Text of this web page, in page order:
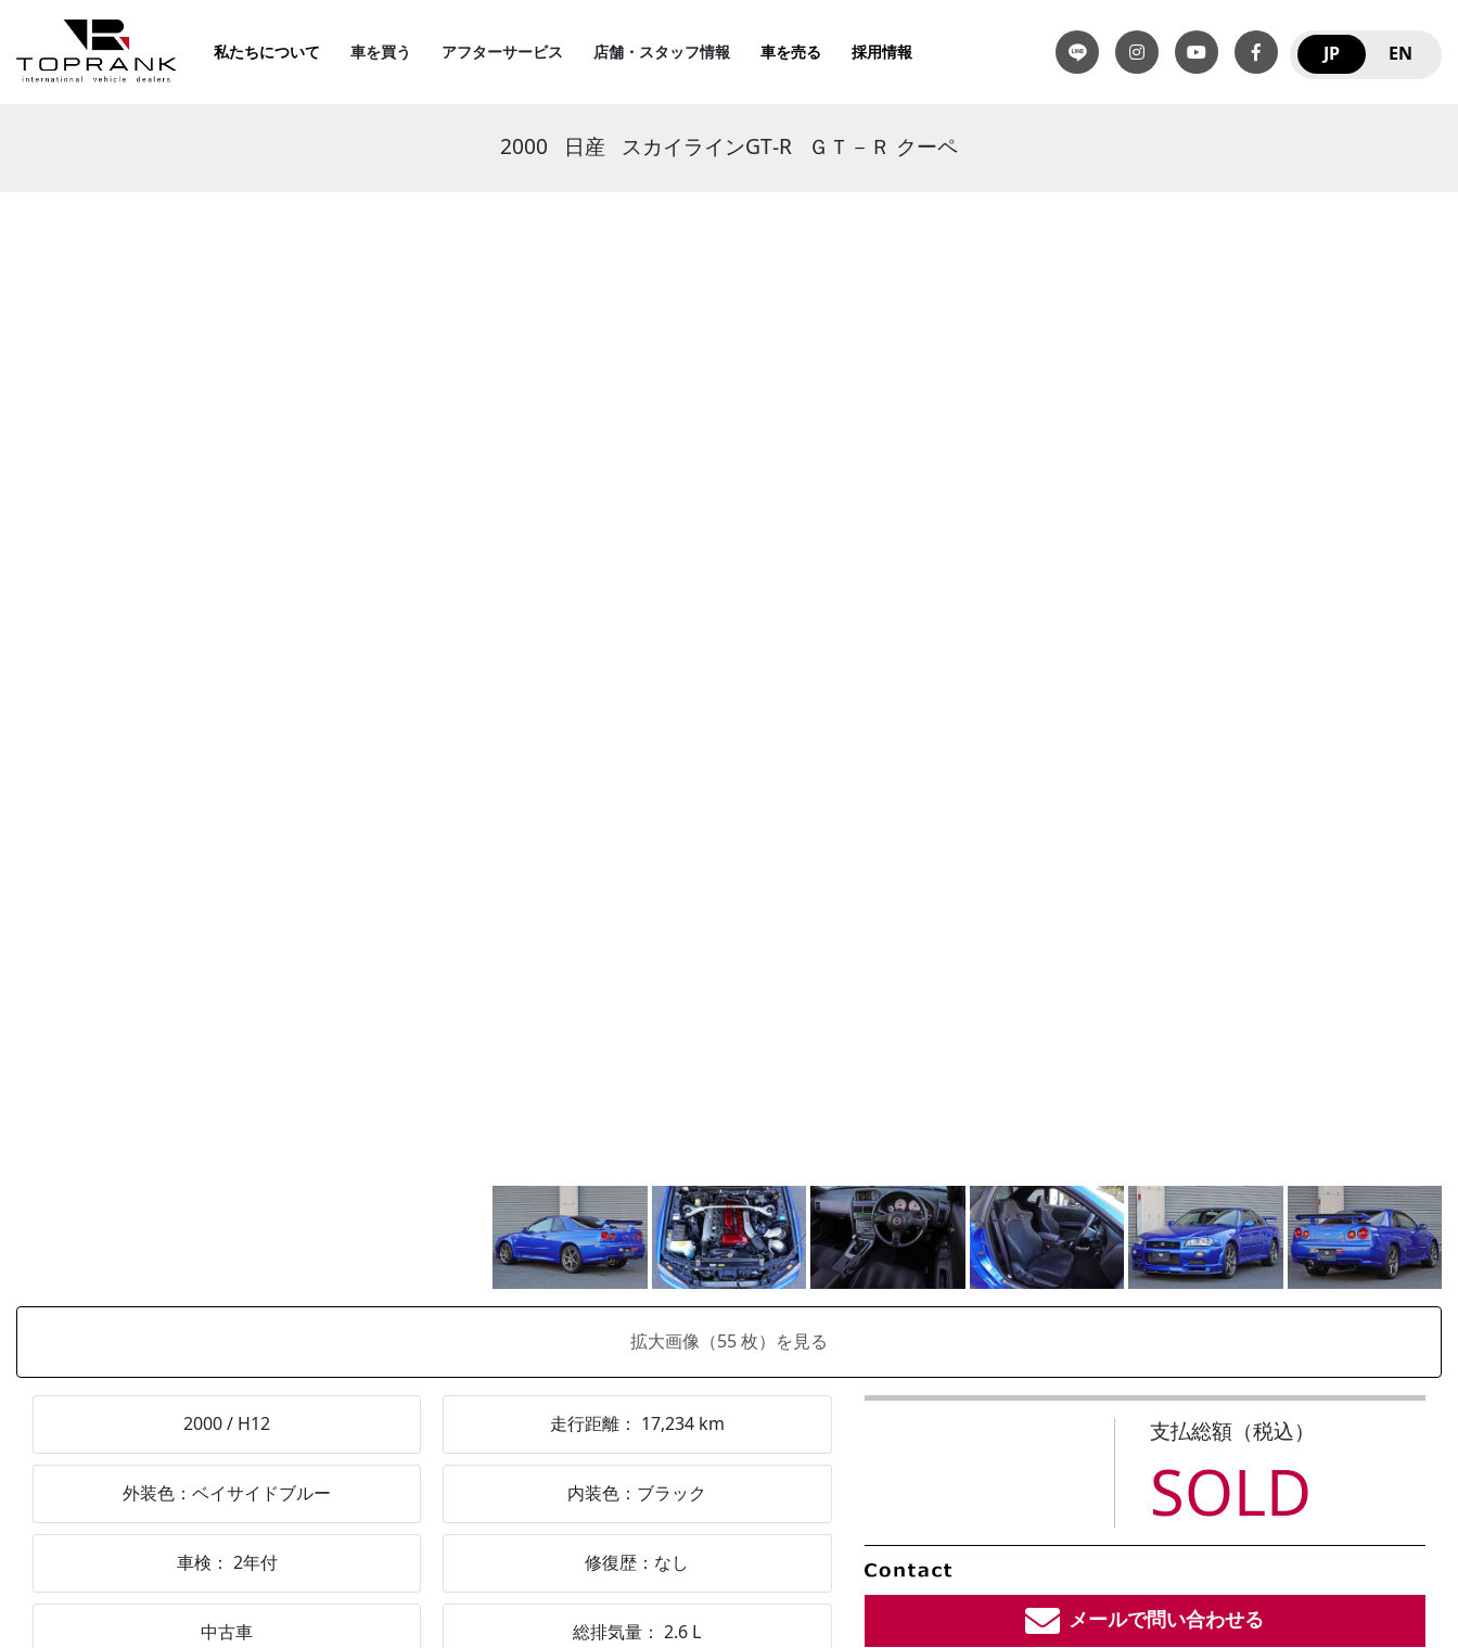
私たちについて 車を買う アフターサービス 店舗・スタッフ情報 車を売る 採用情報 JP EN
2000 日産 スカイラインGT-R ＧＴ－Ｒ クーペ
拡大画像（55枚）を見る
2000/ H12 走行距離： 17,234km
外装色：ベイサイドブルー 内装色： ブラック
車検： 2年付 修復歴： なし
中古車 総排気量： 2.6 L
支払総額（税込）
SOLD
メールで問い合わせる